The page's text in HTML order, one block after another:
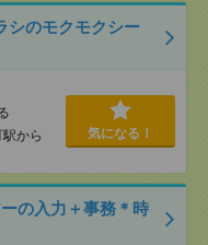
シのモクモクシー
から
気になる！
の入力＋事務＊時